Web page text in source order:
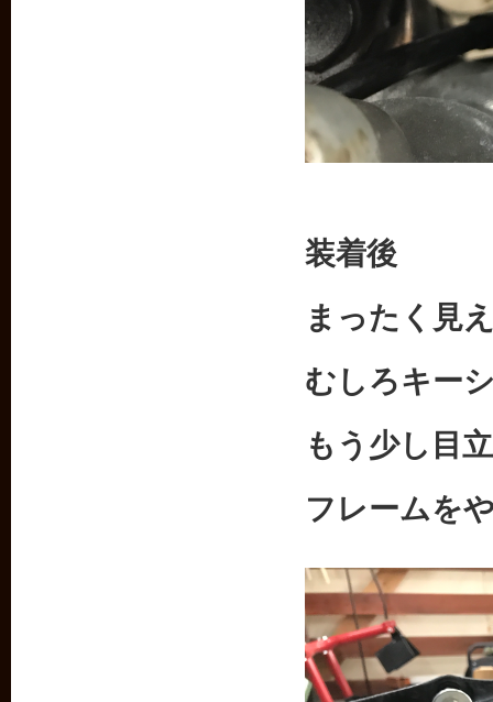
装着後
まったく見
むしろキー
もう少し目
フレームを